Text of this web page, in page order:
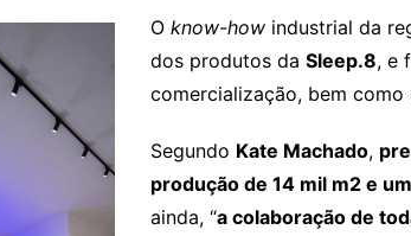
O know-how industrial da
dos produtos da Sleep.8, e
comercialização, bem como
Segundo Kate Machado,
produção de 14 mil m2 e
ainda, “a colaboração de